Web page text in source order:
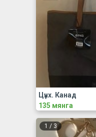
Цүнх. Канад
135 мянга
1 / 3